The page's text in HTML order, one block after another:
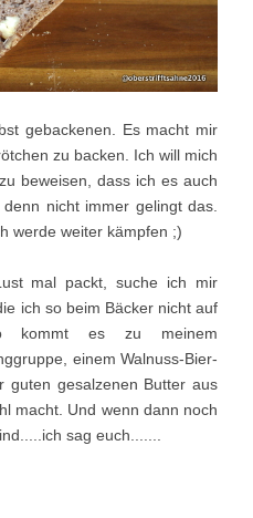
gebackenen. Es macht mir
zu backen. Ich will mich
beweisen, dass ich es auch
nicht immer gelingt das.
werde weiter kämpfen ;)
mal packt, suche ich mir
ich so beim Bäcker nicht auf
kommt es zu meinem
einem Walnuss-Bier-
guten gesalzenen Butter aus
macht. Und wenn dann noch
sag euch......